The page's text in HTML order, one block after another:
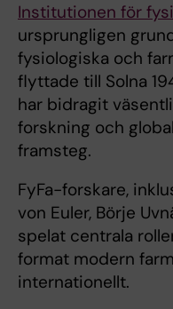
Institutionen för
ursprungligen
fysiologiska och
flyttade till Solna
har bidragit
forskning och
framsteg.
FyFa-forskare,
von Euler, Börje
spelat centrala
format modern
internationellt.